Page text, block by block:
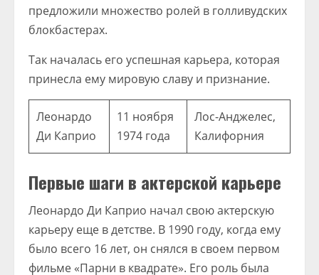
предложили множество ролей в голливудских
блокбастерах.
Так началась его успешная карьера, которая
принесла ему мировую славу и признание.
Леонардо
Ди Каприо
11 ноября
1974 года
Лос-Анджелес,
Калифорния
Первые шаги в актерской карьере
Леонардо Ди Каприо начал свою актерскую
карьеру еще в детстве. В 1990 году, когда ему
было всего 16 лет, он снялся в своем первом
фильме «Парни в квадрате». Его роль была